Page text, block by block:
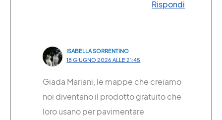
Rispondi
ISABELLA SORRENTINO
18 GIUGNO 2026 ALLE 21:45
Giada Mariani, le mappe che creiamo
noi diventano il prodotto gratuito che
loro usano per pavimentare